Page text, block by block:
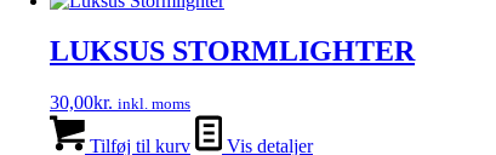
LUKSUS STORMLIGHTER
30,00kr. inkl. moms
Tilføj til kurv Vis detaljer